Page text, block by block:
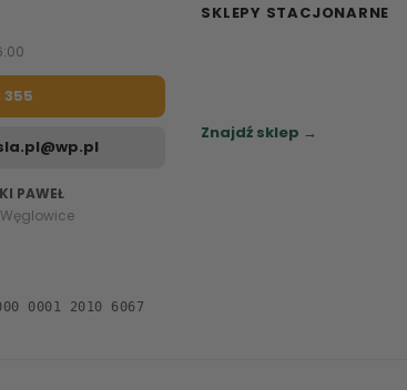
355
PAWEŁ
0001 2010 6067
SKLEPY STACJONARNE
Znajdź sklep →